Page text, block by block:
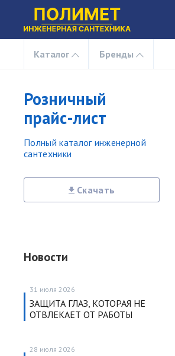
Каталог Бренды
Розничный
прайс-лист
Полный каталог инженерной
сантехники
Скачать
Новости
31 июля 2026
ЗАЩИТА ГЛАЗ, КОТОРАЯ НЕ
ОТВЛЕКАЕТ ОТ РАБОТЫ
28 июля 2026